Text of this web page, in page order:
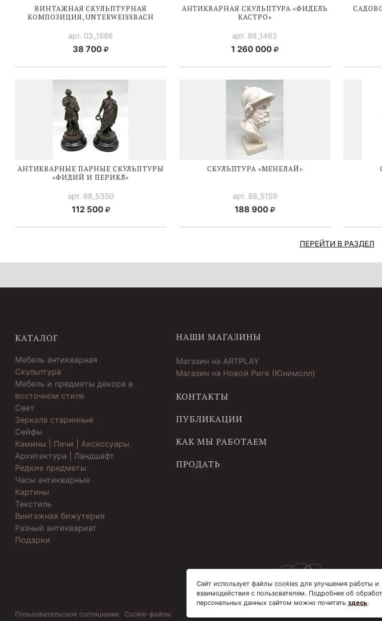
ВИНТАЖНАЯ СКУЛЬПТУРНАЯ
КОМПОЗИЦИЯ, UNTERWEISSBACH
арт. 03_1686
38 700
АНТИКВАРНАЯ СКУЛЬПТУРА «ФИДЕЛЬ
КАСТРО»
арт. 88_1463
1 260 000
АНТИКВАРНЫЕ ПАРНЫЕ СКУЛЬПТУРЫ
«ФИДИЙ И ПЕРИКЛ»
арт. 88_5350
112 500
СКУЛЬПТУРА «МЕНЕЛАЙ»
арт. 88_5159
188 900
ПЕРЕЙТИ В РАЗДЕЛ
КАТАЛОГ
Мебель антикварная
Скульптура
Мебель и предметы декора в
восточном стиле
Свет
Зеркала старинные
Cейфы
Камины | Печи | Аксессуары
Архитектура | Ландшафт
Редкие предметы
Часы антикварные
Картины
Текстиль
Винтажная бижутерия
Разный антиквариат
Подарки
НАШИ МАГАЗИНЫ
Магазин на ARTPLAY
Магазин на Новой Риге (Юнимолл)
КОНТАКТЫ
ПУБЛИКАЦИИ
КАК МЫ РАБОТАЕМ
ПРОДАТЬ
Пользовательское соглашение Cookie-файлы
Сайт использует файлы cookies для улучшения работы и
взаимодействия с пользователем. Подробнее об
персональных данных сайтом можно почитать здесь.